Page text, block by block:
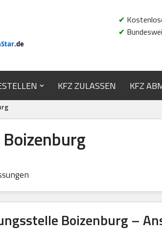
Star.de
✔
✔
KFZ ZULASSEN KFZ
Boizenburg –